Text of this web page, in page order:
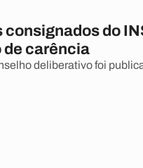
do
de carência
deliberativo foi